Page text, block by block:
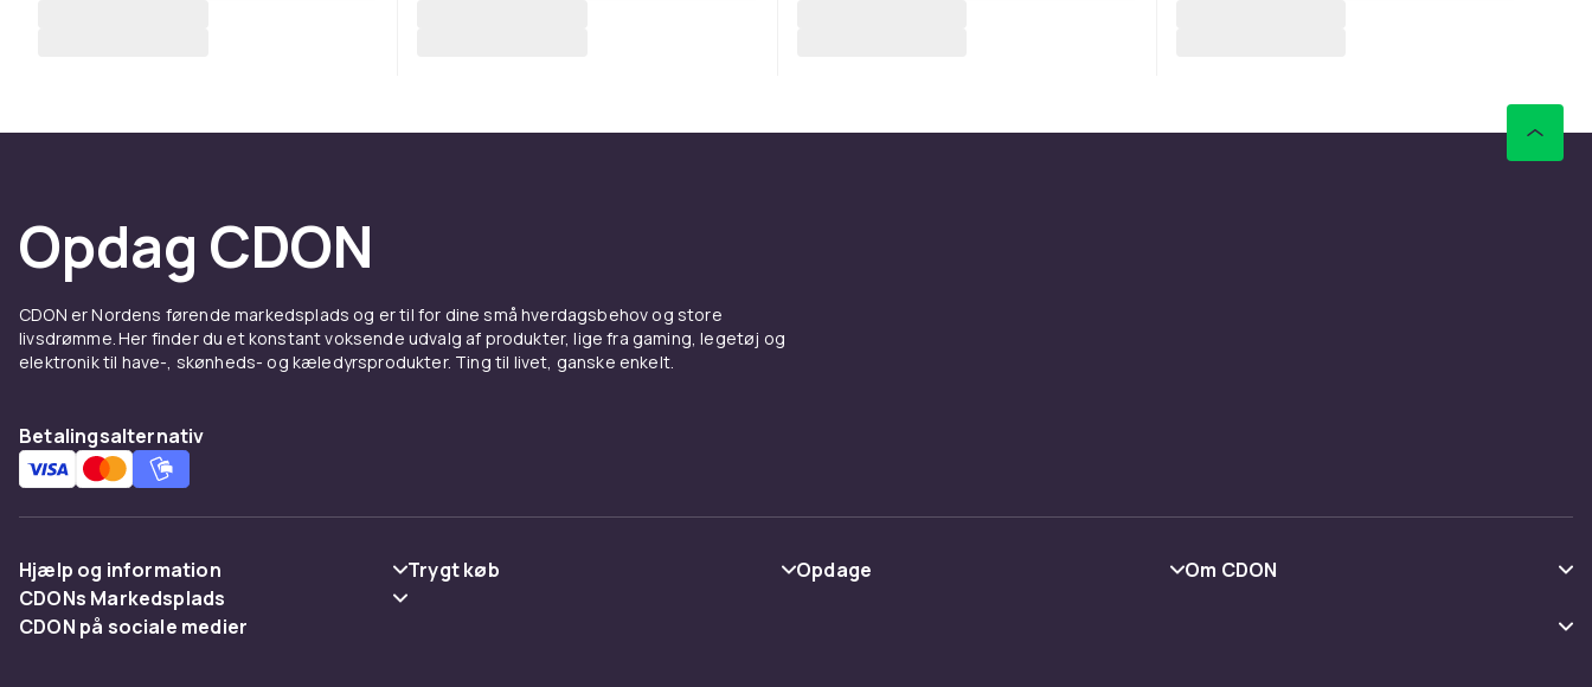
Opdag CDON
CDON er Nordens førende markedsplads og er til for dine små hverdagsbehov og store
livsdrømme. Her finder du et konstant voksende udvalg af produkter, lige fra gaming, legetøj og
elektronik til have-, skønheds- og kæledyrsprodukter. Ting til livet, ganske enkelt.
Betalingsalternativ
Hjælp og information
Ofte stillede spørgsmål
Trygt køb
Opdage
Om CDON
CDONs Markedsplads
Merchant Help Center
CDON på sociale medier